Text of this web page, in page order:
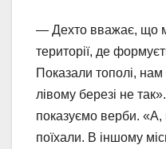
— Дехто вважає, що
території, де
Показали тополі,
лівому березі не
показуємо верби. «А,
поїхали. В іншому